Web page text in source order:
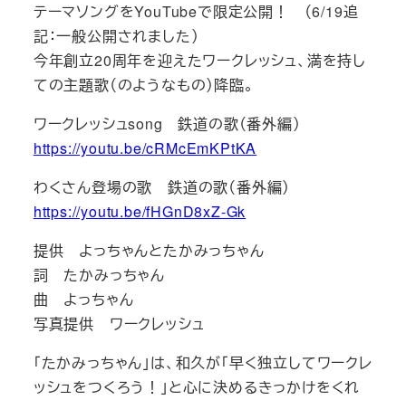
テーマソングをYouTubeで限定公開！ （6/19追
記：一般公開されました）
今年創立20周年を迎えたワークレッシュ、満を持し
て​の​​主題歌​（のようなもの）降臨。
ワークレッシュsong 鉄道の歌（番外編）
https://youtu.be/cRMcEmKPtKA
わくさん登場の歌 鉄道の歌（番外編）
https://youtu.be/fHGnD8xZ-Gk
提供 よっちゃんとたかみっちゃん
詞 たかみっちゃん
曲 よっちゃん
写真提供 ワークレッシュ
「たかみっちゃん」は、和久が「早く独立してワークレ
ッシュをつくろう！」と心に決めるきっかけをくれ